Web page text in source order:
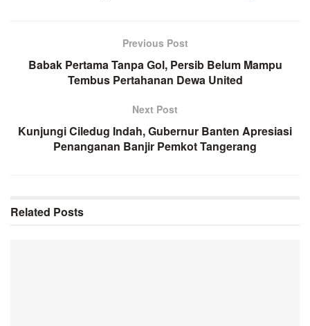
Previous Post
Babak Pertama Tanpa Gol, Persib Belum Mampu
Tembus Pertahanan Dewa United
Next Post
Kunjungi Ciledug Indah, Gubernur Banten Apresiasi
Penanganan Banjir Pemkot Tangerang
Related Posts